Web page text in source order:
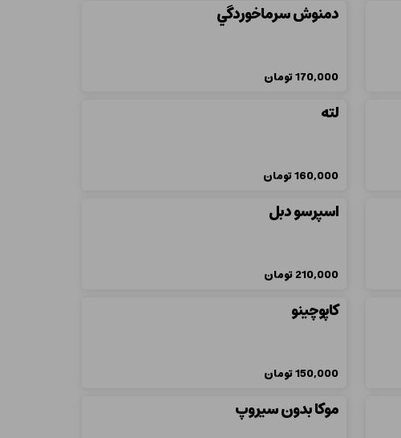
دمنوش سرماخوردگي
170,000تومان
لته
160,000تومان
اسپرسو دبل
210,000تومان
کاپوچینو
150,000تومان
موکا بدون سیروپ